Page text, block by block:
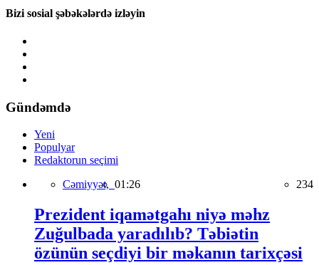
Bizi sosial şəbəkələrdə izləyin
Gündəmdə
Yeni
Populyar
Redaktorun seçimi
Cəmiyyət, 01:26 234
Prezident iqamətgahı niyə məhz
Zuğulbada yaradılıb? Təbiətin
özünün seçdiyi bir məkanın tarixçəsi